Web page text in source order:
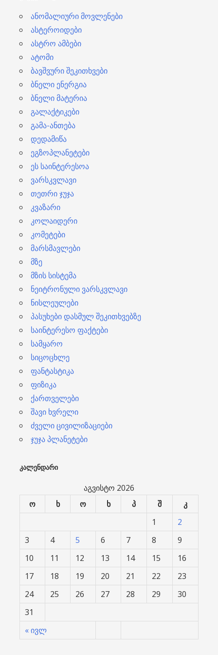
ანომალიური მოვლენები
ასტეროიდები
ასტრო ამბები
ატომი
ბავშვური შეკითხვები
ბნელი ენერგია
ბნელი მატერია
გალაქტიკები
გამა-ანთება
დედამიწა
ეგზოპლანეტები
ეს საინტერესოა
ვარსკვლავი
თეთრი ჯუჯა
კვაზარი
კოლაიდერი
კომეტები
მარსმავლები
მზე
მზის სისტემა
ნეიტრონული ვარსკვლავი
ნისლეულები
პასუხები დასმულ შეკითხვებზე
საინტერესო ფაქტები
სამყარო
სიცოცხლე
ფანტასტიკა
ფიზიკა
ქართველები
შავი ხვრელი
ძველი ცივილიზაციები
ჯუჯა პლანეტები
ᲙᲐᲚᲔᲜᲓᲐᲠᲘ
აგვისტო 2026
ო
ხ ო ხ პ შ კ
« ივლ
1
2
3
4 5 6 7 8
9
10
11 12 13 14 15
16
17
18 19 20 21 22
23
24
25 26 27 28 29
30
31